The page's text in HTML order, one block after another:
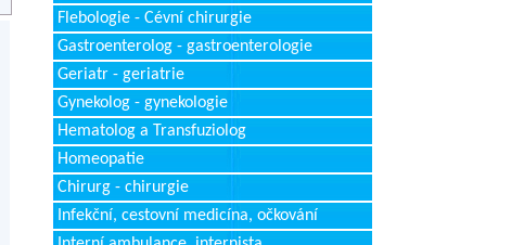
Flebologie - Cévní chirurgie
Gastroenterolog - gastroenterologie
Geriatr - geriatrie
Gynekolog - gynekologie
Hematolog a Transfuziolog
Homeopatie
Chirurg - chirurgie
Infekční, cestovní medicína, očkování